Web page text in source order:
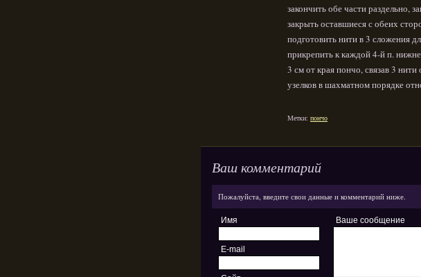
закончить обе части раздельно,
закрыть оставшиеся с обеих
подготовить нити в 3 сложения
прикрепить к каждой 4-й п.
3 см от края пончо, связав 3
узелков в шахматном порядке
Метки: пончо
Ваш комментарий
Пожалуйста, введите свои данные и комментарий ниже.
Имя
E-mail
Ваше сообщение